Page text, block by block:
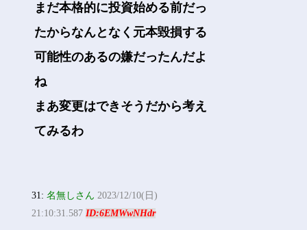
まだ本格的に投資始める前だっ
たからなんとなく元本毀損する
可能性のあるの嫌だったんだよ
ね
まあ変更はできそうだから考え
てみるわ
31:名無しさん 2023/12/10(日)
21:10:31.587ID:6EMWwNHdr